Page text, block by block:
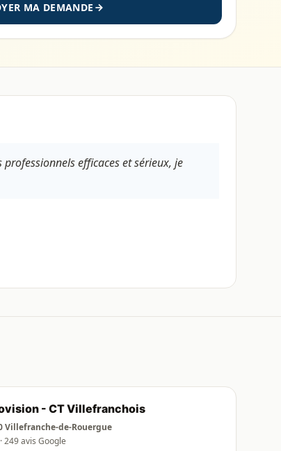
MA DEMANDE
professionnels efficaces et sérieux, je
- CT Villefranchois
Villefranche-de-Rouergue
249 avis Google